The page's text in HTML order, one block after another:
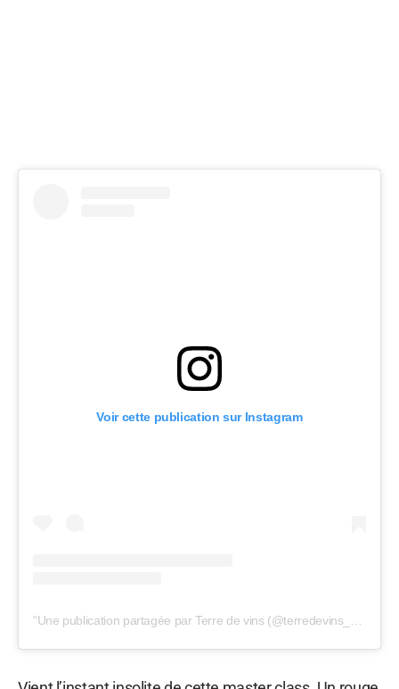
Voir cette publication sur Instagram
Une publication partagée par Terre de vins (@terredevins_officiel)